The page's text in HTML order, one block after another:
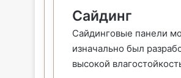
Сайдинг
Сайдинговые панели
изначально был
высокой